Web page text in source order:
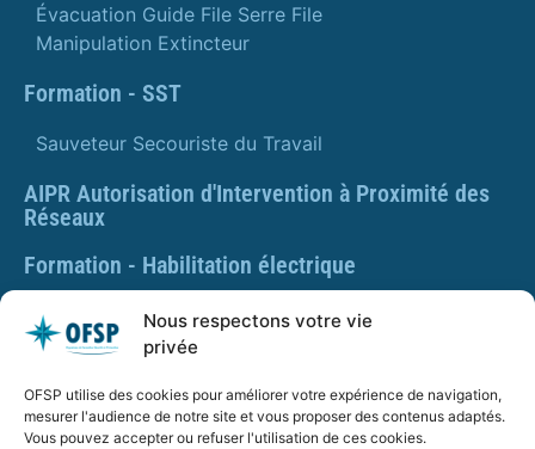
Nous respectons votre vie
privée
OFSP utilise des cookies pour améliorer votre expérience de navigation,
mesurer l'audience de notre site et vous proposer des contenus adaptés.
Vous pouvez accepter ou refuser l'utilisation de ces cookies.
Évacuation Guide File Serre File
Manipulation Extincteur
Formation - SST
Sauveteur Secouriste du Travail
AIPR Autorisation d'Intervention à Proximité des
Réseaux
Formation - Habilitation électrique
Formation - Gestes et postures
Formation Gestes et Postures - Prévention des TMS
PLAQUETTE DE PRÉSENTATION OFSP